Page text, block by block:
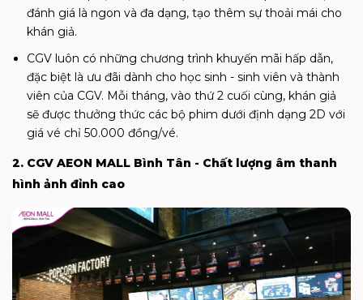
đánh giá là ngon và đa dạng, tạo thêm sự thoải mái cho
khán giả.
CGV luôn có những chương trình khuyến mãi hấp dẫn,
đặc biệt là ưu đãi dành cho học sinh - sinh viên và thành
viên của CGV. Mỗi tháng, vào thứ 2 cuối cùng, khán giả
sẽ được thưởng thức các bộ phim dưới định dạng 2D với
giá vé chỉ 50.000 đồng/vé.
2. CGV AEON MALL Bình Tân - Chất lượng âm thanh
hình ảnh đỉnh cao